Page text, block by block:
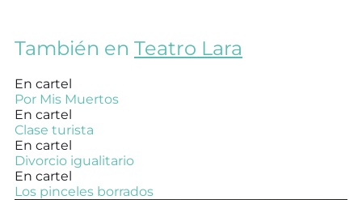
También en Teatro Lara
En cartel
Por Mis Muertos
En cartel
Clase turista
En cartel
Divorcio igualitario
En cartel
Los pinceles borrados